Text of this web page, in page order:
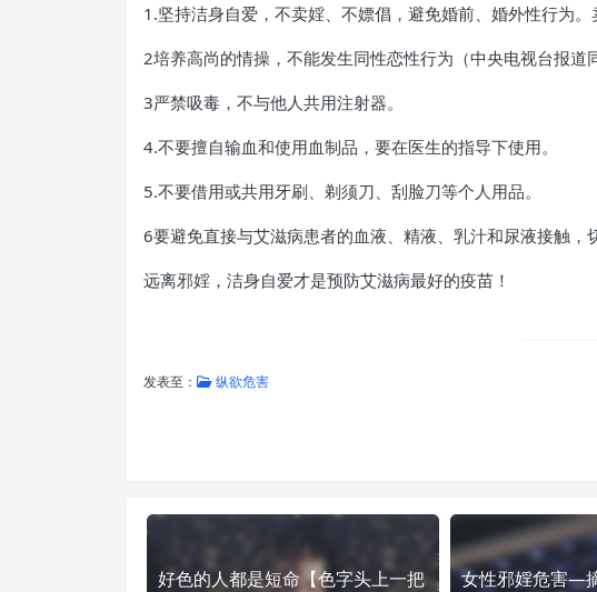
1.坚持洁身自爱，不卖婬、不嫖倡，避免婚前、婚外性行为
2培养高尚的情操，不能发生同性恋性行为（中央电视台报道
3严禁吸毒，不与他人共用注射器。
4.不要擅自输血和使用血制品，要在医生的指导下使用。
5.不要借用或共用牙刷、剃须刀、刮脸刀等个人用品。
6要避免直接与艾滋病患者的血液、精液、乳汁和尿液接触，
远离邪婬，洁身自爱才是预防艾滋病最好的疫苗！
发表至： 纵欲危害
好色的人都是短命【色字头上一把
女性邪婬危害—